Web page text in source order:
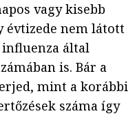
vagy kisebb
évtizede nem látott
influenza által
is. Bár a
mint a korábbi
száma így